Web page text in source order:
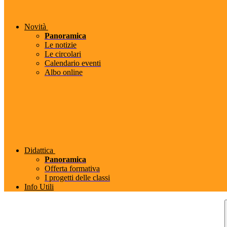
Novità
Panoramica
Le notizie
Le circolari
Calendario eventi
Albo online
Didattica
Panoramica
Offerta formativa
I progetti delle classi
Info Utili